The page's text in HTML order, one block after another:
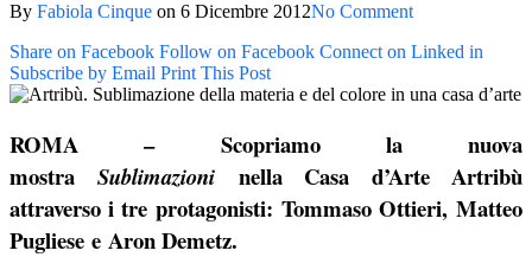
By Fabiola Cinque on 6 Dicembre 2012No Comment
Share on Facebook Follow on Facebook Connect on Linked in
Subscribe by Email Print This Post
ROMA – Scopriamo la nuova
mostraSublimazioni nella Casa d’Arte Artribù
attraverso i tre protagonisti: Tommaso Ottieri,Matteo
Pugliese e Aron Demetz.